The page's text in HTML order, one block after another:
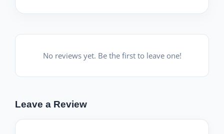
No reviews yet. Be the first to leave one!
Leave a Review